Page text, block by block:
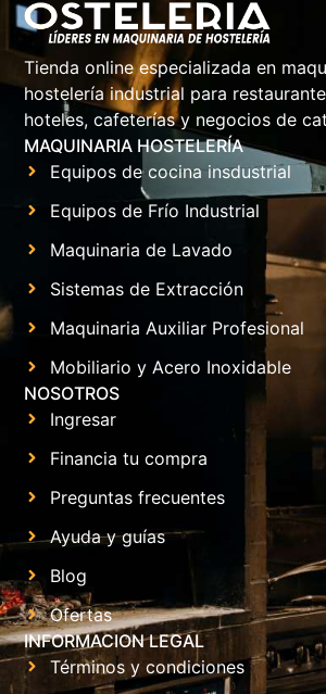
Tienda online especializada en
hostelería industrial para
hoteles, cafeterías y negocios de
MAQUINARIA HOSTELERÍA
Equipos de cocina insdustrial
Equipos de Frío Industrial
Maquinaria de Lavado
Sistemas de Extracción
Maquinaria Auxiliar Profesional
Mobiliario y Acero Inoxidable
NOSOTROS
Ingresar
Financia tu compra
Preguntas frecuentes
Ayuda y guías
Blog
Ofertas
INFORMACION LEGAL
Términos y condiciones